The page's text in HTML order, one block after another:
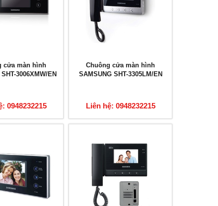
cửa màn hình
3006XMW/EN
0948232215
Chuông cửa màn hình
SAMSUNG SHT-3305LM/EN
Liên hệ: 0948232215